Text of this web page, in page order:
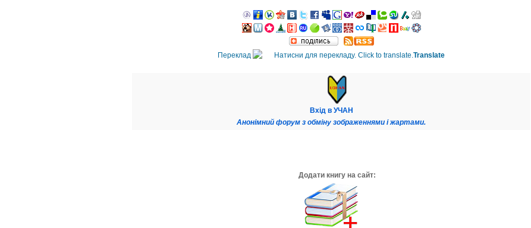
Переклад Translate
Вхід в УЧАН
Анонімний форум з обміну зображеннями і жартами.
Додати книгу на сайт: